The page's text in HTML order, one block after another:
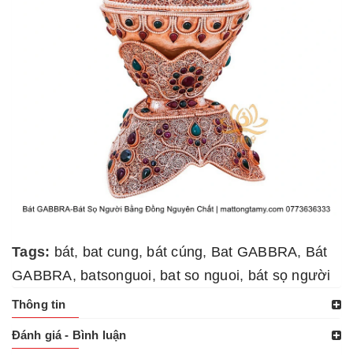
Tags: bát, bat cung, bát cúng, Bat GABBRA, Bát
GABBRA, batsonguoi, bat so nguoi, bát sọ người
Thông tin
Đánh giá - Bình luận